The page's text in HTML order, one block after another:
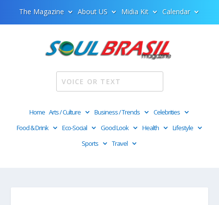
The Magazine About US Midia Kit Calendar
Home Arts / Culture Business / Trends
Celebrities
Food & Drink
Eco-Social Good Look Health
Lifestyle
Sports
Travel